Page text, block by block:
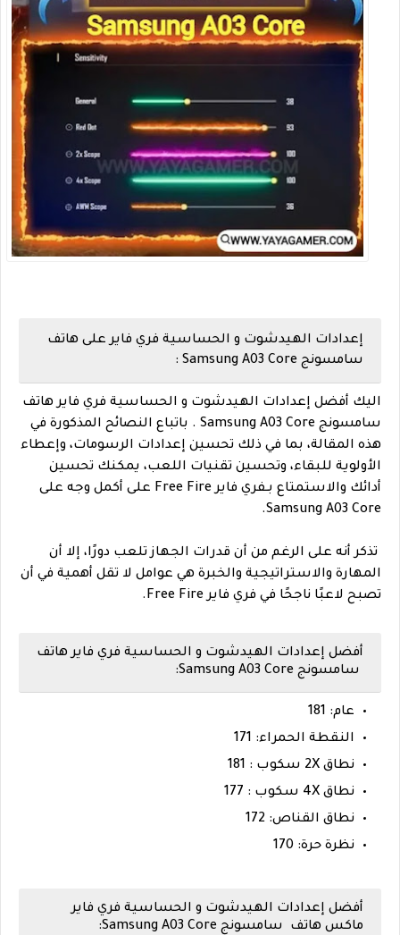
إعدادات الهيدشوت و الحساسية فري فاير على هاتف
سامسونج Samsung A03 Core :
اليك أفضل إعدادات الهيدشوت و الحساسية فري فاير هاتف
سامسونج Samsung A03 Core . باتباع النصائح المذكورة في
هذه المقالة، بما في ذلك تحسين إعدادات الرسومات، وإعطاء
الأولوية للبقاء، وتحسين تقنيات اللعب، يمكنك تحسين
أدائك والاستمتاع بـفري فاير Free Fire على أكمل وجه على
Samsung A03 Core.
تذكر أنه على الرغم من أن قدرات الجهاز تلعب دورًا، إلا أن
المهارة والاستراتيجية والخبرة هي عوامل لا تقل أهمية في أن
تصبح لاعبًا ناجحًا في فري فاير Free Fire.
أفضل إعدادات الهيدشوت و الحساسية فري فاير هاتف
سامسونج Samsung A03 Core:
عام: 181
النقطة الحمراء: 171
نطاق 2X سكوب : 181
نطاق 4X سكوب : 177
نطاق القناص: 172
نظرة حرة: 170
أفضل إعدادات الهيدشوت و الحساسية فري فاير
ماكس هاتف سامسونج Samsung A03 Core: